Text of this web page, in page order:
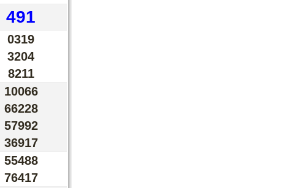
491
0319
3204
8211
10066
66228
57992
36917
55488
76417